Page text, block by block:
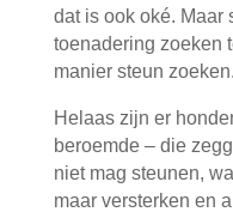
dat is ook oké. Maar
toenadering zoeken
manier steun zoeken.
Helaas zijn er
beroemde – die
niet mag steunen,
maar versterken en